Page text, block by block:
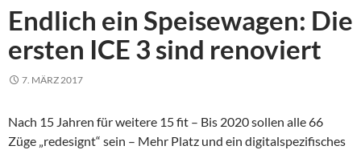
Endlich ein Speisewagen: Die
ersten ICE 3 sind renoviert
7. MÄRZ 2017
Nach 15 Jahren für weitere 15 fit – Bis 2020 sollen alle 66
Züge „redesignt“ sein – Mehr Platz und ein digitalspezifisches